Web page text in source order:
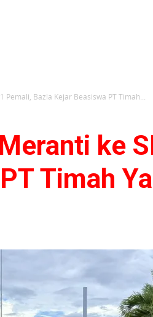
Bazla Kejar Beasiswa PT Timah...
ke
Timah